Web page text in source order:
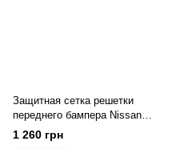
Защитная сетка решетки
переднего бампера Nissan
Qashqai 2006-2010 г.в. Нисан
1 260 грн